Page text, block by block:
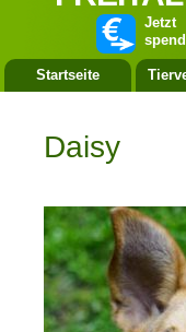
Jetzt
Startseite
Daisy